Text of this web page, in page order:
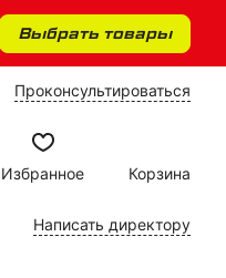
Выбрать товары
Проконсультироваться
Избранное Корзина
Написать директору